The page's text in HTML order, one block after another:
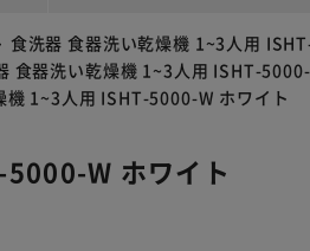
食洗器 食器洗い乾燥機 1~3人用
食器洗い乾燥機 1~3人用 ISHT-
機 1~3人用 ISHT-5000-W ホワイト
W ホワイト